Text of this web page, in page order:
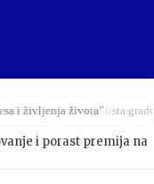
eura: Ovo je lista
i porast premija na